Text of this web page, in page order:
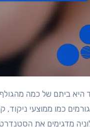
גורמים כמו ממוצעי ניקוד,